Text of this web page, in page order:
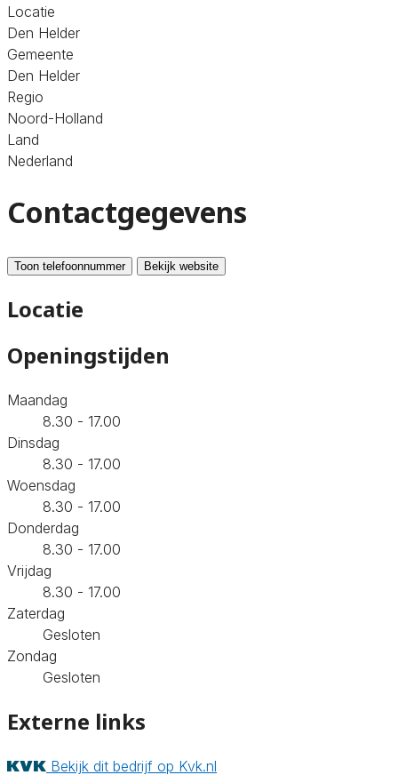
Locatie
Den Helder
Gemeente
Den Helder
Regio
Noord-Holland
Land
Nederland
Contactgegevens
Toon telefoonnummer Bekijk website
Locatie
Openingstijden
Maandag
8.30 - 17.00
Dinsdag
8.30 - 17.00
Woensdag
8.30 - 17.00
Donderdag
8.30 - 17.00
Vrijdag
8.30 - 17.00
Zaterdag
Gesloten
Zondag
Gesloten
Externe links
Bekijk dit bedrijf op Kvk.nl